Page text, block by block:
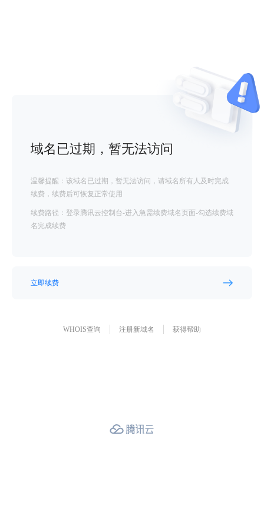
域名已过期，暂无法访问
温馨提醒：该域名已过期，暂无法访问，请域名所有人及时完成
续费，续费后可恢复正常使用
续费路径：登录腾讯云控制台-进入急需续费域名页面-勾选续费域
名完成续费
立即续费
WHOIS查询 注册新域名 获得帮助